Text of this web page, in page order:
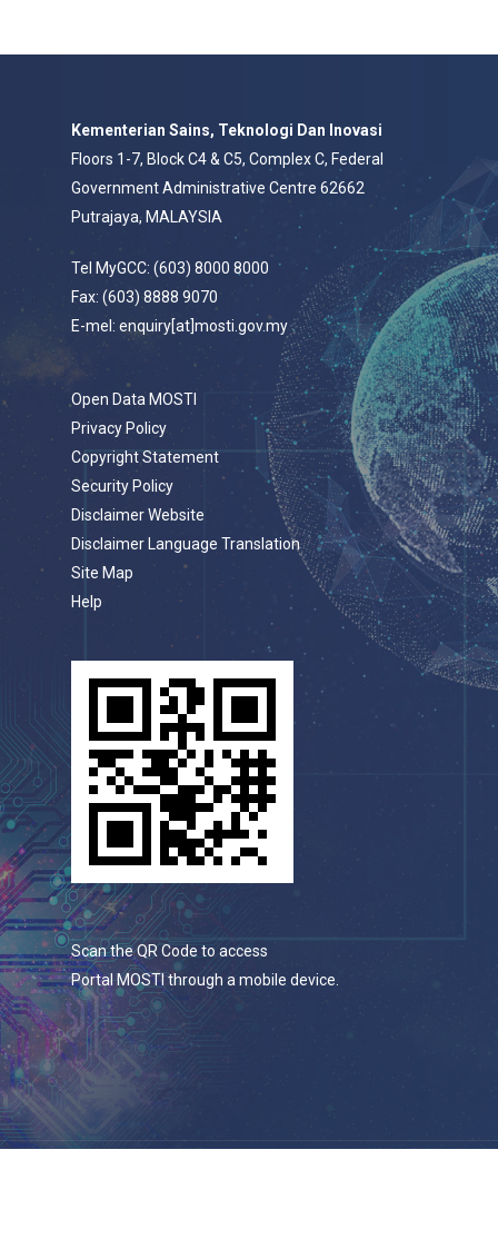
Kementerian Sains, Teknologi Dan Inovasi
Floors 1-7, Block C4 & C5, Complex C, Federal
Government Administrative Centre 62662
Putrajaya, MALAYSIA
Tel MyGCC: (603) 8000 8000
Fax: (603) 8888 9070
E-mel: enquiry[at]mosti.gov.my
Open Data MOSTI
Privacy Policy
Copyright Statement
Security Policy
Disclaimer Website
Disclaimer Language Translation
Site Map
Help
Scan the QR Code to access
Portal MOSTI through a mobile device.